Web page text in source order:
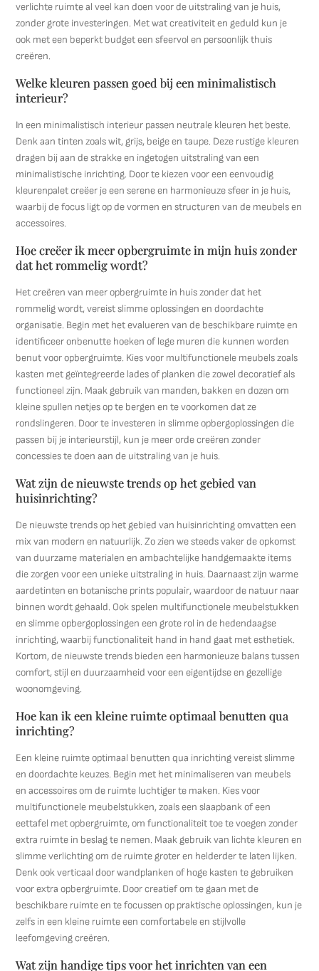
verlichte ruimte al veel kan doen voor de uitstraling van je huis,
zonder grote investeringen. Met wat creativiteit en geduld kun je
ook met een beperkt budget een sfeervol en persoonlijk thuis
creëren.
Welke kleuren passen goed bij een minimalistisch
interieur?
In een minimalistisch interieur passen neutrale kleuren het beste.
Denk aan tinten zoals wit, grijs, beige en taupe. Deze rustige kleuren
dragen bij aan de strakke en ingetogen uitstraling van een
minimalistische inrichting. Door te kiezen voor een eenvoudig
kleurenpalet creëer je een serene en harmonieuze sfeer in je huis,
waarbij de focus ligt op de vormen en structuren van de meubels en
accessoires.
Hoe creëer ik meer opbergruimte in mijn huis zonder
dat het rommelig wordt?
Het creëren van meer opbergruimte in huis zonder dat het
rommelig wordt, vereist slimme oplossingen en doordachte
organisatie. Begin met het evalueren van de beschikbare ruimte en
identificeer onbenutte hoeken of lege muren die kunnen worden
benut voor opbergruimte. Kies voor multifunctionele meubels zoals
kasten met geïntegreerde lades of planken die zowel decoratief als
functioneel zijn. Maak gebruik van manden, bakken en dozen om
kleine spullen netjes op te bergen en te voorkomen dat ze
rondslingeren. Door te investeren in slimme opbergoplossingen die
passen bij je interieurstijl, kun je meer orde creëren zonder
concessies te doen aan de uitstraling van je huis.
Wat zijn de nieuwste trends op het gebied van
huisinrichting?
De nieuwste trends op het gebied van huisinrichting omvatten een
mix van modern en natuurlijk. Zo zien we steeds vaker de opkomst
van duurzame materialen en ambachtelijke handgemaakte items
die zorgen voor een unieke uitstraling in huis. Daarnaast zijn warme
aardetinten en botanische prints populair, waardoor de natuur naar
binnen wordt gehaald. Ook spelen multifunctionele meubelstukken
en slimme opbergoplossingen een grote rol in de hedendaagse
inrichting, waarbij functionaliteit hand in hand gaat met esthetiek.
Kortom, de nieuwste trends bieden een harmonieuze balans tussen
comfort, stijl en duurzaamheid voor een eigentijdse en gezellige
woonomgeving.
Hoe kan ik een kleine ruimte optimaal benutten qua
inrichting?
Een kleine ruimte optimaal benutten qua inrichting vereist slimme
en doordachte keuzes. Begin met het minimaliseren van meubels
en accessoires om de ruimte luchtiger te maken. Kies voor
multifunctionele meubelstukken, zoals een slaapbank of een
eettafel met opbergruimte, om functionaliteit toe te voegen zonder
extra ruimte in beslag te nemen. Maak gebruik van lichte kleuren en
slimme verlichting om de ruimte groter en helderder te laten lijken.
Denk ook verticaal door wandplanken of hoge kasten te gebruiken
voor extra opbergruimte. Door creatief om te gaan met de
beschikbare ruimte en te focussen op praktische oplossingen, kun je
zelfs in een kleine ruimte een comfortabele en stijlvolle
leefomgeving creëren.
Wat zijn handige tips voor het inrichten van een